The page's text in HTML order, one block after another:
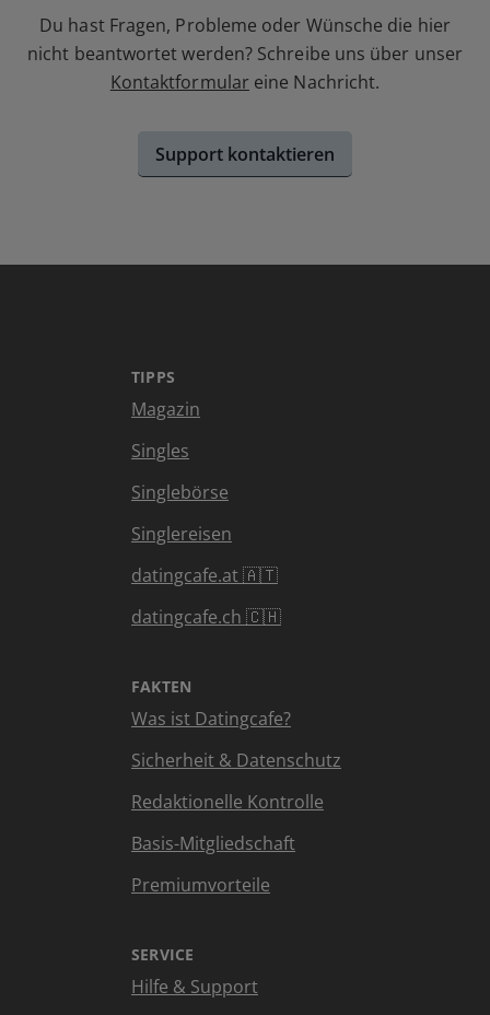
Du hast Fragen, Probleme oder Wünsche die hier
nicht beantwortet werden? Schreibe uns über unser
Kontaktformular eine Nachricht.
Support kontaktieren
TIPPS
Magazin
Singles
Singlebörse
Singlereisen
datingcafe.at 🇦🇹
datingcafe.ch 🇨🇭
FAKTEN
Was ist Datingcafe?
Sicherheit & Datenschutz
Redaktionelle Kontrolle
Basis-Mitgliedschaft
Premiumvorteile
SERVICE
Hilfe & Support